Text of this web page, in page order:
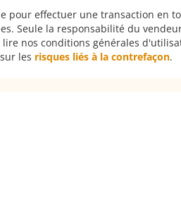
pour effectuer une transaction en
Seule la responsabilité du
nos conditions générales
les risques liés à la contrefaçon.